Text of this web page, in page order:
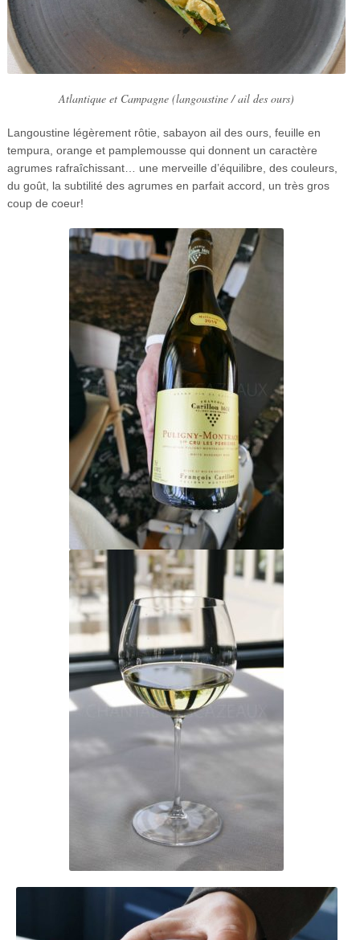
Atlantique et Campagne (langoustine / ail des ours)
Langoustine légèrement rôtie, sabayon ail des ours, feuille en
tempura, orange et pamplemousse qui donnent un caractère
agrumes rafraîchissant… une merveille d’équilibre, des couleurs,
du goût, la subtilité des agrumes en parfait accord, un très gros
coup de coeur!